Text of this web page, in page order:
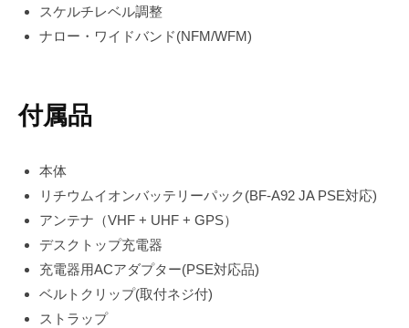
スケルチレベル調整
ナロー・ワイドバンド(NFM/WFM)
付属品
本体
リチウムイオンバッテリーパック(BF-A92 JA PSE対応)
アンテナ（VHF + UHF + GPS）
デスクトップ充電器
充電器用ACアダプター(PSE対応品)
ベルトクリップ(取付ネジ付)
ストラップ